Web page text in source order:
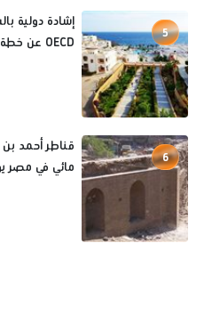
5
إشادة دولية
OECD عن خطة مصر حتى 2030؟
6
قناطر أحمد
مائي في مصر